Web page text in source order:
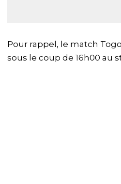
Pour rappel, le match
sous le coup de 16h00 au